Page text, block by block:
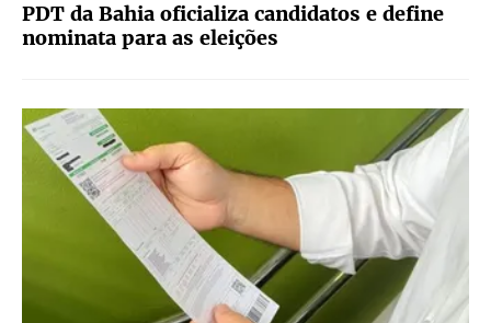
PDT da Bahia oficializa candidatos e define
nominata para as eleições